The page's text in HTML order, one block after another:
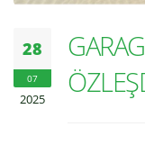
28
07
2025